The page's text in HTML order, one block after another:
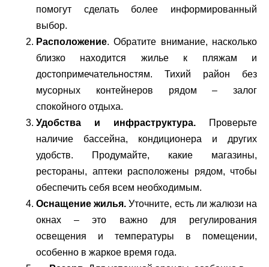
помогут сделать более информированный
выбор.
Расположение. Обратите внимание, насколько
близко находится жилье к пляжам и
достопримечательностям. Тихий район без
мусорных контейнеров рядом – залог
спокойного отдыха.
Удобства и инфраструктура.
Проверьте
наличие бассейна, кондиционера и других
удобств. Продумайте, какие магазины,
рестораны, аптеки расположены рядом, чтобы
обеспечить себя всем необходимым.
Оснащение жилья. Уточните, есть ли жалюзи на
окнах – это важно для регулирования
освещения и температуры в помещении,
особенно в жаркое время года.